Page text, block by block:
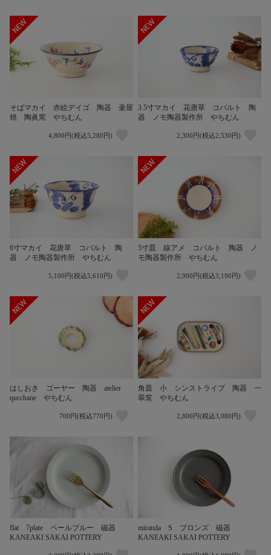
そばマカイ 赤絵デイゴ 陶器 壷屋
焼 陶眞窯 やちむん
4,800円(税込5,280円)
3.5寸マカイ 花唐草 コバルト 陶
器 ノモ陶器製作所 やちむん
2,300円(税込2,530円)
6寸マカイ 花唐草 コバルト 陶
器 ノモ陶器製作所 やちむん
5,100円(税込5,610円)
5寸皿 線アメ コバルト 陶器 ノ
モ陶器製作所 やちむん
2,900円(税込3,190円)
はしおき ゴーヤー 陶器 atelier
qucchane やちむん
700円(税込770円)
角皿 小 シンストライプ 陶器 一
翠窯 やちむん
2,800円(税込3,080円)
flat 7plate ペールブルー 磁器
KANEAKI SAKAI POTTERY
miranda S ブロンズ 磁器
KANEAKI SAKAI POTTERY